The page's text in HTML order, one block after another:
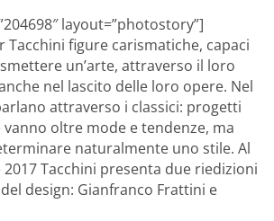
layout=”photostory”]
Tacchini figure carismatiche, capaci
un’arte, attraverso il loro
nel lascito delle loro opere. Nel
attraverso i classici: progetti
oltre mode e tendenze, ma
naturalmente uno stile. Al
Tacchini presenta due riedizioni
design: Gianfranco Frattini e